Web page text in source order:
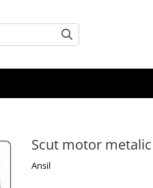
Scut motor
Ansil